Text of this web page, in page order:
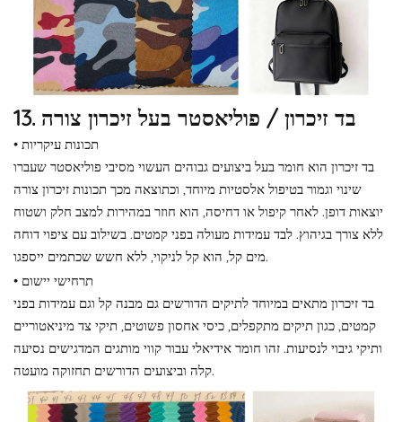
13. בד זיכרון / פוליאסטר בעל זיכרון צורה
• תכונות עיקריות
בד זיכרון הוא חומר בעל ביצועים גבוהים העשוי מסיבי פוליאסטר שעברו
שינוי וגמור בטיפול אלסטיות מיוחד, וכתוצאה מכך תכונות זיכרון צורה
יוצאות דופן. לאחר קיפול או דחיסה, הוא חוזר במהירות למצב חלק ושטוח
ללא צורך בגיהוץ. לבד עמידות מעולה בפני קמטים. בשילוב עם ציפוי דוחה
מים קל, הוא קל לניקוי, ללא חשש שכתמים ייספגו.
• תרחישי יישום
בד זיכרון מתאים במיוחד לתיקים הדורשים גם מבנה קל וגם עמידות בפני
קמטים, כגון תיקים מתקפלים, כיסי אחסון פשוטים, תיקי צד מיניאטוריים
ותיקי גיבוי לנסיעות. זהו חומר אידיאלי עבור קווי מותגים המדגישים נסיעה
קלה וביצועים הדורשים תחזוקה מועטה.